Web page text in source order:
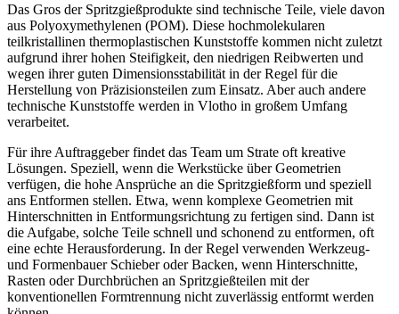
Das Gros der Spritzgießprodukte sind technische Teile, viele davon
aus Polyoxymethylenen (POM). Diese hochmolekularen
teilkristallinen thermoplastischen Kunststoffe kommen nicht zuletzt
aufgrund ihrer hohen Steifigkeit, den niedrigen Reibwerten und
wegen ihrer guten Dimensionsstabilität in der Regel für die
Herstellung von Präzisionsteilen zum Einsatz. Aber auch andere
technische Kunststoffe werden in Vlotho in großem Umfang
verarbeitet.
Für ihre Auftraggeber findet das Team um Strate oft kreative
Lösungen. Speziell, wenn die Werkstücke über Geometrien
verfügen, die hohe Ansprüche an die Spritzgießform und speziell
ans Entformen stellen. Etwa, wenn komplexe Geometrien mit
Hinterschnitten in Entformungsrichtung zu fertigen sind. Dann ist
die Aufgabe, solche Teile schnell und schonend zu entformen, oft
eine echte Herausforderung. In der Regel verwenden Werkzeug-
und Formenbauer Schieber oder Backen, wenn Hinterschnitte,
Rasten oder Durchbrüchen an Spritzgießteilen mit der
konventionellen Formtrennung nicht zuverlässig entformt werden